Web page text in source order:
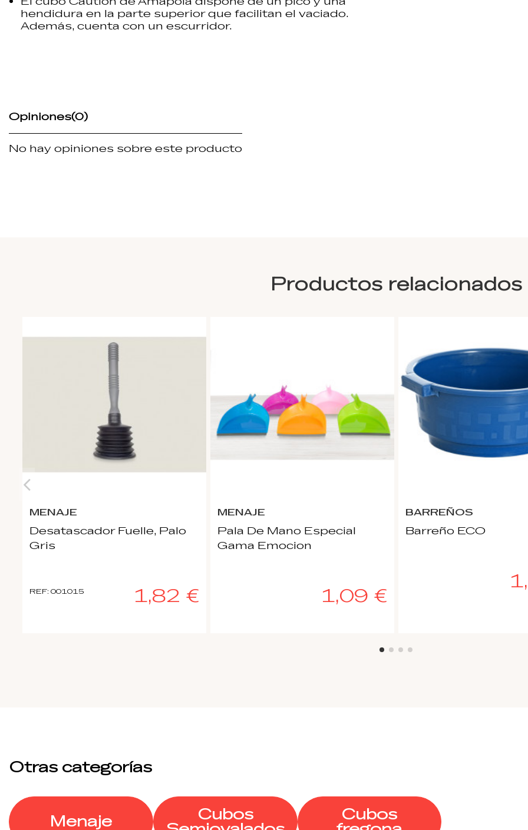
hendidura en la parte superior que facilitan el vaciado.
Además, cuenta con un escurridor.
Opiniones(0)
No hay opiniones sobre este producto
Productos relacionados
MENAJE
Desatascador Fuelle, Palo
Gris
REF: 001015 1,82 €
MENAJE
Pala De Mano Especial
Gama Emocion
1,09 €
BARREÑOS
Barreño ECO
Otras categorías
Menaje Cubos Cubos